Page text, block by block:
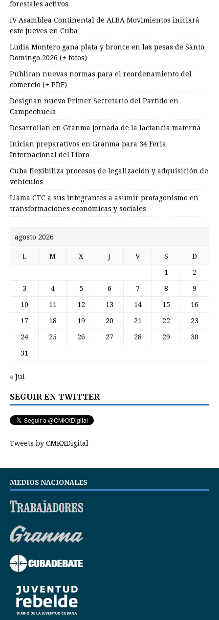
forestales activos
IV Asamblea Continental de ALBA Movimientos iniciará
este jueves en Cuba
Ludia Montero gana plata y bronce en las pesas de Santo
Domingo 2026 (+ fotos)
Publican nuevas normas para el reordenamiento del
comercio (+ PDF)
Designan nuevo Primer Secretario del Partido en
Campechuela
Desarrollan en Granma jornada de la lactancia materna
Inician preparativos en Granma para 34 Feria
Internacional del Libro
Cuba flexibiliza procesos de legalización y adquisición de
vehículos
Llama CTC a sus integrantes a asumir protagonismo en
transformaciones económicas y sociales
agosto 2026
L M X J V S D
1 2
3 4 5 6 7 8 9
10 11 12 13 14 15 16
17 18 19 20 21 22 23
24 25 26 27 28 29 30
31
« Jul
SEGUIR EN TWITTER
Tweets by CMKXDigital
MEDIOS NACIONALES